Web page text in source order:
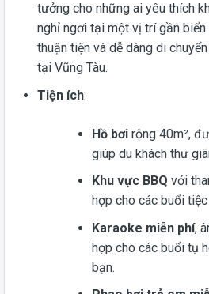
tưởng cho những ai yêu thích
nghỉ ngơi tại một vị trí gần
thuận tiện và dễ dàng di
tại Vũng Tàu.
Tiện ích:
Hồ bơirộng 40m²,
giúp du khách thư
Khu vực BBQ với
hợp cho các buổi
Karaoke miễn phí,
hợp cho các buổi tụ
bạn.